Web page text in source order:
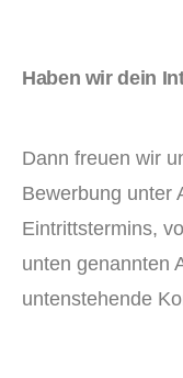
Haben wir dein
Dann freuen wir
Bewerbung unter
Eintrittstermins,
unten genannten
untenstehende